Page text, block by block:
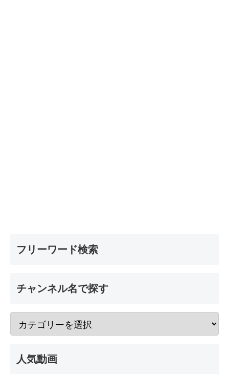
フリーワード検索
チャンネル名で探す
人気動画